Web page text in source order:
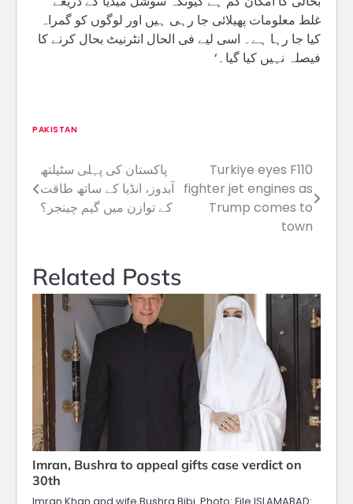
غلط معلومات پھیلائی جا رہی ہیں اور لوگوں کو گمراہ
کیا جا رہا ہے۔ اسی لیے فی الحال انٹرنیٹ بحال کرنے کا
فیصلہ نہیں کیا گیا۔‘
PAKISTAN
Post
navigation
پاکستان کی پہلی سٹیلتھ
آبدوز، انڈیا کے ساتھ طاقت
کے توازن میں گیم چینجر؟
Turkiye eyes F110
fighter jet engines as
Trump comes to
town
Related Posts
Imran, Bushra to appeal gifts case verdict on
30th
Imran Khan and wife Bushra Bibi. Photo: File ISLAMABAD: